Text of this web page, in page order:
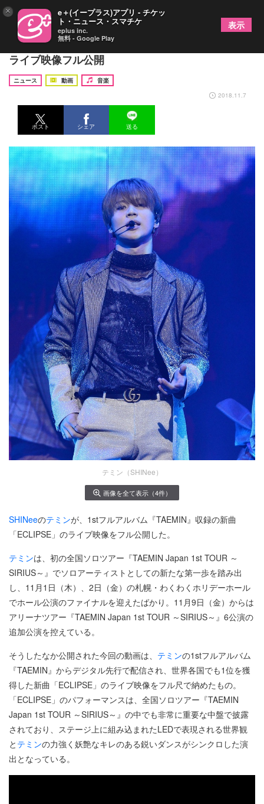
SHINeeテミン、初アルバムから新曲「ECLIPSE」
ライブ映像フル公開
ニュース 動画
音楽
2018.11.7
ポスト シェア 送る
テミン（SHINee）
画像を全て表示（4件）
SHINeeのテミンが、1stフルアルバム『TAEMIN』収録の新曲
「ECLIPSE」のライブ映像をフル公開した。
テミンは、初の全国ソロツアー『TAEMIN Japan 1st TOUR ～
SIRIUS～』でソロアーティストとしての新たな第一歩を踏み出
し、11月1日（木）、2日（金）の札幌・わくわくホリデーホール
でホール公演のファイナルを迎えたばかり。11月9日（金）からは
アリーナツアー『TAEMIN Japan 1st TOUR ～SIRIUS～』6公演の
追加公演を控えている。
そうしたなか公開された今回の動画は、 テミンの1stフルアルバム
『TAEMIN』からデジタル先行で配信され、世界各国でも1位を獲
得した新曲「ECLIPSE」のライブ映像をフル尺で納めたもの。
「ECLIPSE」のパフォーマンスは、全国ソロツアー『TAEMIN
Japan 1st TOUR ～SIRIUS～』の中でも非常に重要な中盤で披露
されており、ステージ上に組み込まれたLEDで表現される世界観
と テミンの力強く妖艶なキレのある鋭いダンスがシンクロした演
出となっている。
× e＋(イープラス)アプリ - チケッ
ト・ニュース・スマチケ
eplus inc.
無料 - Google Play
表示